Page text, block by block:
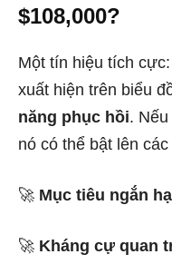
$108,000?
Một tín hiệu tích
xuất hiện trên biểu
năng phục hồi.
nó có thể bật lên
🚀 Mục tiêu ngắn
🚀 Kháng cự quan